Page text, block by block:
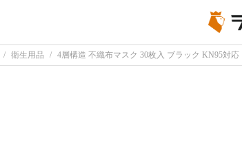
衛生用品 4層構造 不織布マスク 30枚入 ブラック KN95対応